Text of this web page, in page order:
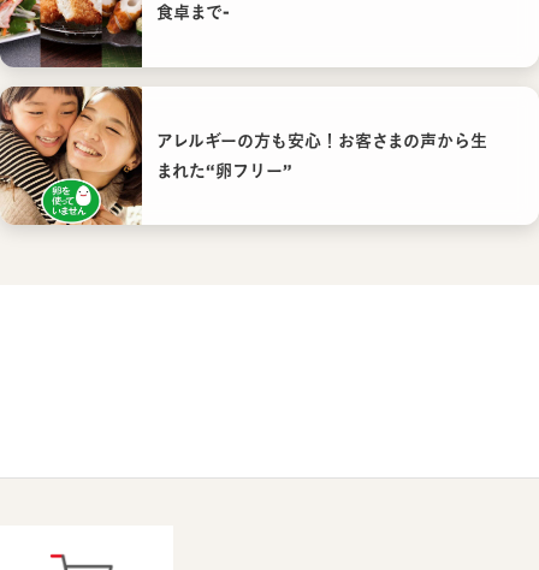
食卓まで-
アレルギーの方も安心！お客さまの声から生
まれた“卵フリー”